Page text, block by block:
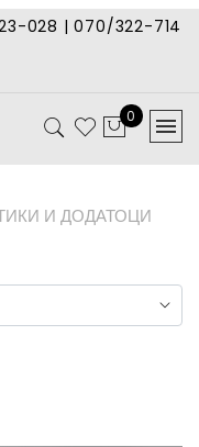
028 | 070/322-714
0
И ДОДАТОЦИ